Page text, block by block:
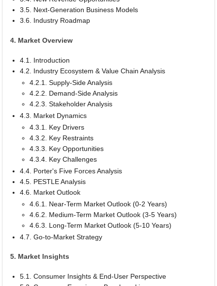
3.5. Next-Generation Business Models
3.6. Industry Roadmap
4. Market Overview
4.1. Introduction
4.2. Industry Ecosystem & Value Chain Analysis
4.2.1. Supply-Side Analysis
4.2.2. Demand-Side Analysis
4.2.3. Stakeholder Analysis
4.3. Market Dynamics
4.3.1. Key Drivers
4.3.2. Key Restraints
4.3.3. Key Opportunities
4.3.4. Key Challenges
4.4. Porter's Five Forces Analysis
4.5. PESTLE Analysis
4.6. Market Outlook
4.6.1. Near-Term Market Outlook (0-2 Years)
4.6.2. Medium-Term Market Outlook (3-5 Years)
4.6.3. Long-Term Market Outlook (5-10 Years)
4.7. Go-to-Market Strategy
5. Market Insights
5.1. Consumer Insights & End-User Perspective